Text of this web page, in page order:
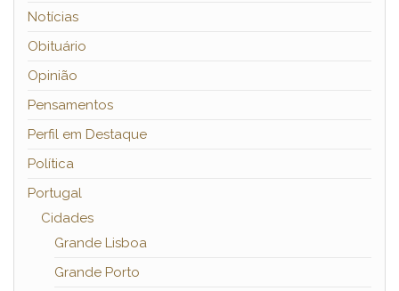
Notícias
Obituário
Opinião
Pensamentos
Perfil em Destaque
Política
Portugal
Cidades
Grande Lisboa
Grande Porto